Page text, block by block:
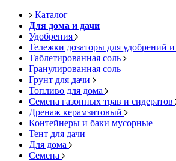
Каталог
Для дома и дачи
Удобрения
Тележки дозаторы для удобрений
Таблетированная соль
Гранулированная соль
Грунт для дачи
Топливо для дома
Семена газонных трав и сидератов
Дренаж керамзитовый
Контейнеры и баки мусорные
Тент для дачи
Для дома
Семена